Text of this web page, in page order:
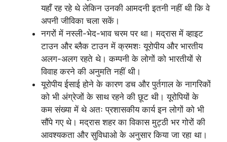
यहाँ रह रहे थे लेकिन उनकी आमदनी इतनी नहीं थी कि वे
अपनी जीविका चला सकें।
नगरों में नस्ली-भेद-भाव चरम पर था। मद्रास में व्हाइट
टाउन और ब्लैक टाउन में क्रमशः यूरोपीय और भारतीय
अलग-अलग रहते थे। कम्पनी के लोगों को भारतीयों से
विवाह करने की अनुमति नहीं थी।
यूरोपीय ईसाई होने के कारण डच और पुर्तगाल के नागरिकों
को भी अंग्रेजों के साथ रहने की छूट थी। यूरोपियों के
कम संख्या में थे अतः प्रशासकीय कार्य इन लोगों को भी
सौंपे गए थे। मद्रास शहर का विकास मुट्ठी भर गोरों की
आवश्यकता और सुविधाओ के अनुसार किया जा रहा था।